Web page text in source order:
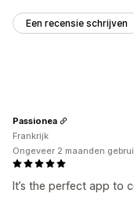
Een recensie schrijven
It’s the perfect app to
Passionea
Frankrijk
Ongeveer 2 maanden